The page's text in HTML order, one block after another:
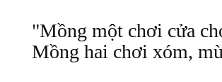
"Mồng một chơi cửa
Mồng hai chơi xóm,